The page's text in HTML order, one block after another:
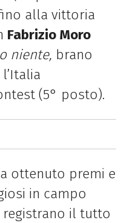
alla vittoria
Fabrizio Moro
niente, brano
(5° posto).
ottenuto premi e
in campo
il tutto